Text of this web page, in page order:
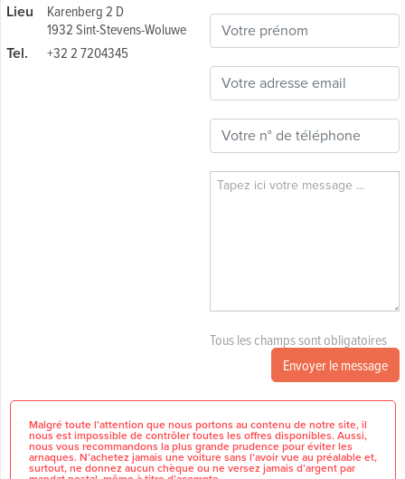
Lieu
Karenberg 2 D
1932 Sint-Stevens-Woluwe
Tel. +32 2 7204345
Tous les champs sont obligatoires
Envoyer le message
Malgré toute l’attention que nous portons au contenu de notre site, il
nous est impossible de contrôler toutes les offres disponibles. Aussi,
nous vous recommandons la plus grande prudence pour éviter les
arnaques. N’achetez jamais une voiture sans l’avoir vue au préalable et,
surtout, ne donnez aucun chèque ou ne versez jamais d’argent par